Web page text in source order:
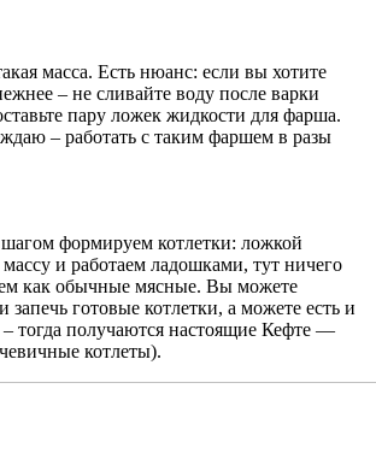
масса. Есть нюанс: если вы хотите
– не сливайте воду после варки
пару ложек жидкости для фарша.
– работать с таким фаршем в разы
формируем котлетки: ложкой
и работаем ладошками, тут ничего
как обычные мясные. Вы можете
запечь готовые котлетки, а можете есть и
– тогда получаются настоящие Кефте —
котлеты).